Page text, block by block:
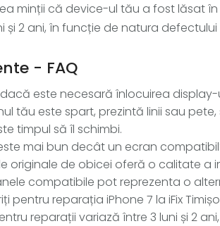
minții că device-ul tău a fost lăsat
și 2 ani, în funcție de natura
- FAQ
este necesară înlocuirea display-
tău este spart, prezintă linii sau
timpul să îl schimbi.
mai bun decât un ecran
originale de obicei oferă o calitate a
compatibile pot reprezenta o
pentru reparația iPhone 7 la iFix
reparații variază între 3 luni și 2